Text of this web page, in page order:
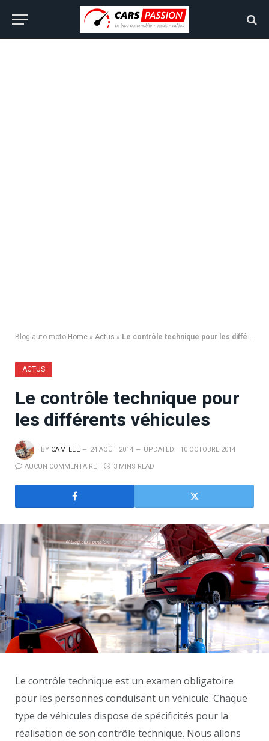
Blog auto-moto Home » Actus » Le contrôle technique pour les différents véhicules
ACTUS
Le contrôle technique pour
les différents véhicules
BY CAMILLE 24 AOÛT 2014 UPDATED: 10 OCTOBRE 2014
AUCUN COMMENTAIRE 3 MINS READ
Le contrôle technique est un examen obligatoire
pour les personnes conduisant un véhicule. Chaque
type de véhicules dispose de spécificités pour la
réalisation de son contrôle technique. Nous allons